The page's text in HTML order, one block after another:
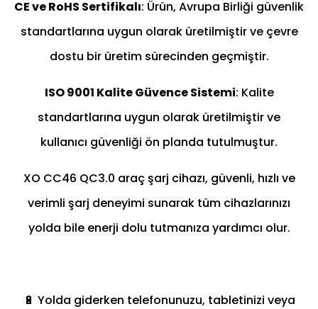
CE ve RoHS Sertifikalı: Ürün, Avrupa Birliği güvenlik
standartlarına uygun olarak üretilmiştir ve çevre
dostu bir üretim sürecinden geçmiştir.
ISO 9001 Kalite Güvence Sistemi: Kalite
standartlarına uygun olarak üretilmiştir ve
kullanıcı güvenliği ön planda tutulmuştur.
XO CC46 QC3.0 araç şarj cihazı, güvenli, hızlı ve
verimli şarj deneyimi sunarak tüm cihazlarınızı
yolda bile enerji dolu tutmanıza yardımcı olur.
🔋 Yolda giderken telefonunuzu, tabletinizi veya